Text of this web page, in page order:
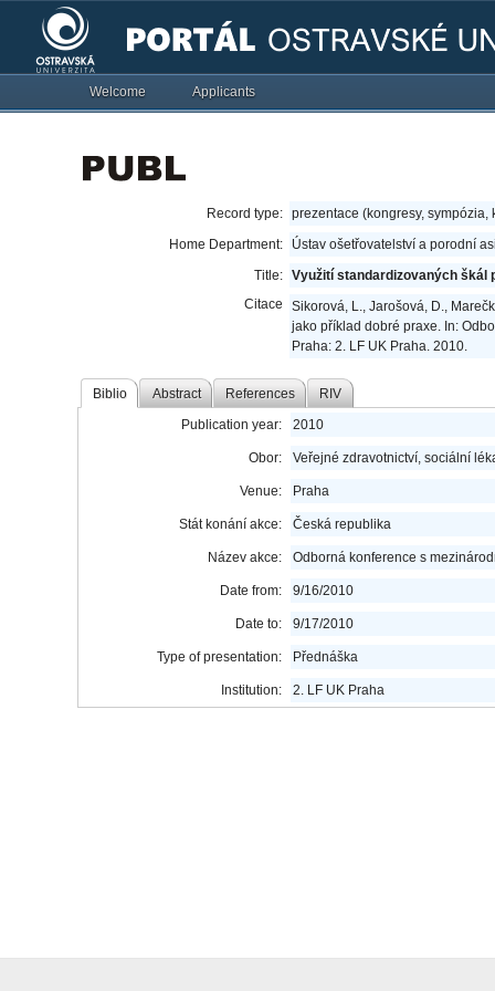
Welcome Applicants
Record type: prezentace (kongresy, sympózia,
Home Department:
Ústav ošetřovatelství a porodní
Title: Využití standardizovaných škál
Citace
Sikorová, L., Jarošová, D.,
jako příklad dobré praxe. In:
Praha: 2. LF UK Praha. 2010.
Biblio Abstract References RIV
Publication year: 2010
Obor: Veřejné zdravotnictví, sociální
Venue: Praha
Stát konání akce: Česká republika
Název akce: Odborná konference s
Date from: 9/16/2010
Date to: 9/17/2010
Type of presentation: Přednáška
Institution: 2. LF UK Praha